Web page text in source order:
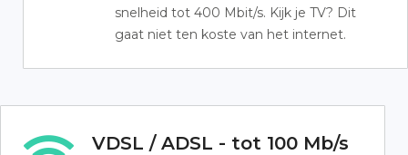
snelheid tot 400 Mbit/s. Kijk je TV? Dit
gaat niet ten koste van het internet.
VDSL / ADSL - tot 100 Mb/s